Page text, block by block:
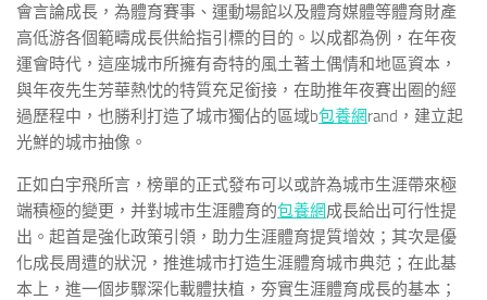
會言論成長，為體育賽事、運動場館以及體育媒體等體育財產
高低游各個範疇成長供給指引標的目的。以成都為例，在年夜
運會時代，這座城市所擁有奇特的風土著土偶情和地區資本，
與年夜先生芳華熱忱的特質充足銜接，在助推年夜賽出圈的經
過歷程中，也勝利打造了城市獨佔的區域b包養網rand，建立起
光鮮的城市抽像。
正如白宇飛所言，榜單的正式發布可以或許為城市生涯帶來極
端積極的變更，并對城市生涯體育的包養網成長給出可行性提
出。起首是強化政策引領，助力生涯體育提質增效；其次是優
化成長周遭的狀況，推進城市打造生涯體育城市典范；在此基
本上，進一個步驟深化載體扶植，夯實生涯體育成長的基本；